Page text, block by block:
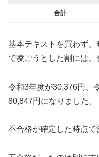
合計
基本テキストを買わず
で凌ごうとした割には
令和3年度が30,376円、
80,847円になりました。
不合格が確定した時点で